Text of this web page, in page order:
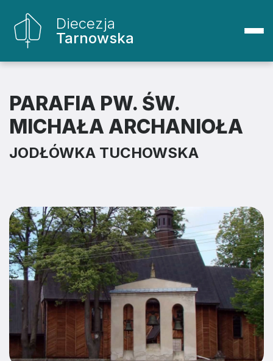
Diecezja
Tarnowska
PARAFIA PW. ŚW.
MICHAŁA ARCHANIOŁA
JODŁÓWKA TUCHOWSKA